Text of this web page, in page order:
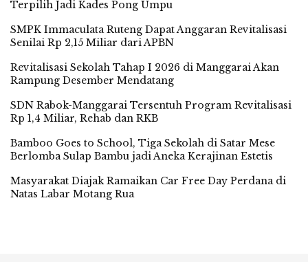
Terpilih Jadi Kades Pong Umpu
SMPK Immaculata Ruteng Dapat Anggaran Revitalisasi
Senilai Rp 2,15 Miliar dari APBN
Revitalisasi Sekolah Tahap I 2026 di Manggarai Akan
Rampung Desember Mendatang
SDN Rabok-Manggarai Tersentuh Program Revitalisasi
Rp 1,4 Miliar, Rehab dan RKB
Bamboo Goes to School, Tiga Sekolah di Satar Mese
Berlomba Sulap Bambu jadi Aneka Kerajinan Estetis
Masyarakat Diajak Ramaikan Car Free Day Perdana di
Natas Labar Motang Rua